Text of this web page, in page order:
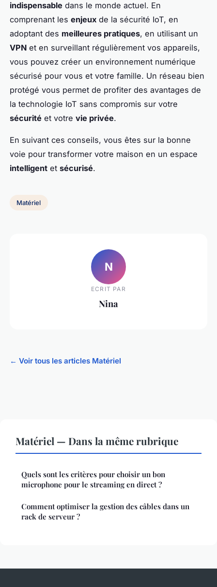
indispensable dans le monde actuel. En
comprenant les enjeux de la sécurité IoT, en
adoptant des meilleures pratiques, en utilisant un
VPN et en surveillant régulièrement vos appareils,
vous pouvez créer un environnement numérique
sécurisé pour vous et votre famille. Un réseau bien
protégé vous permet de profiter des avantages de
la technologie IoT sans compromis sur votre
sécurité et votre vie privée.
En suivant ces conseils, vous êtes sur la bonne
voie pour transformer votre maison en un espace
intelligent et sécurisé.
Matériel
N
ECRIT PAR
Nina
← Voir tous les articles Matériel
Matériel — Dans la même rubrique
Quels sont les critères pour choisir un bon
microphone pour le streaming en direct ?
Comment optimiser la gestion des câbles dans un
rack de serveur ?